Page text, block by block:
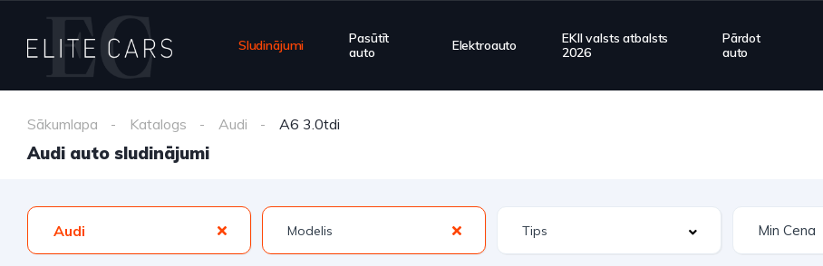
Sludinājumi
Pasūtīt
auto
Elektroauto
EKII valsts atbalsts
2026
Pārdot
auto
Sākumlapa Katalogs Audi A6 3.0tdi
Audi auto sludinājumi
Audi